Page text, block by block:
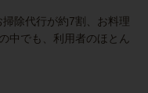
除代行が約7割、お料理
中でも、利用者のほとん